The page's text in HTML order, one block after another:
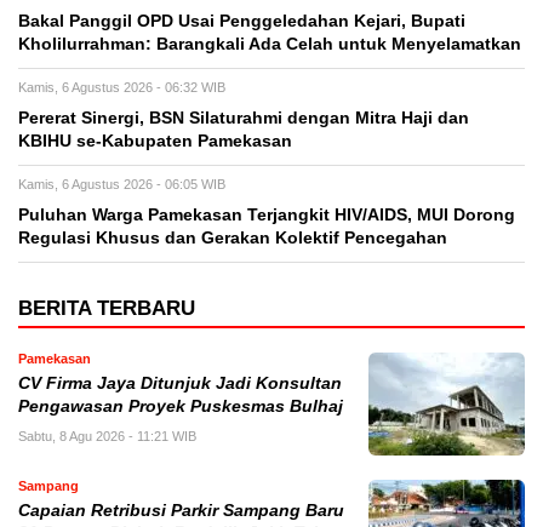
Bakal Panggil OPD Usai Penggeledahan Kejari, Bupati
Kholilurrahman: Barangkali Ada Celah untuk Menyelamatkan
Kamis, 6 Agustus 2026 - 06:32 WIB
Pererat Sinergi, BSN Silaturahmi dengan Mitra Haji dan
KBIHU se-Kabupaten Pamekasan
Kamis, 6 Agustus 2026 - 06:05 WIB
Puluhan Warga Pamekasan Terjangkit HIV/AIDS, MUI Dorong
Regulasi Khusus dan Gerakan Kolektif Pencegahan
BERITA TERBARU
Pamekasan
CV Firma Jaya Ditunjuk Jadi Konsultan
Pengawasan Proyek Puskesmas Bulhaj
Sabtu, 8 Agu 2026 - 11:21 WIB
Sampang
Capaian Retribusi Parkir Sampang Baru